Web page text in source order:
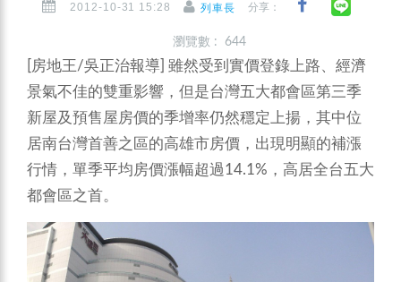
2012-10-31 15:28 列車長 分享：
瀏覽數 : 644
[房地王/吳正治報導] 雖然受到實價登錄上路、經濟
景氣不佳的雙重影響，但是台灣五大都會區第三季
新屋及預售屋房價的季增率仍然穩定上揚，其中位
居南台灣首善之區的高雄市房價，出現明顯的補漲
行情，單季平均房價漲幅超過14.1%，高居全台五大
都會區之首。